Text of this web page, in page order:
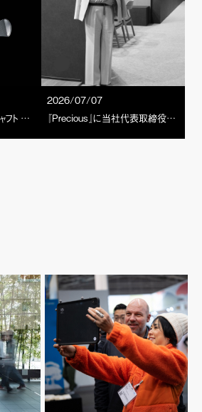
「MORION」が『ヘッド＆シャフト パーフェクトBOOK 2026』に掲載されました。
2026/07/07
『Precious』に当社代表取締役社長 阪根利子のインタビュー記事が掲載されました。